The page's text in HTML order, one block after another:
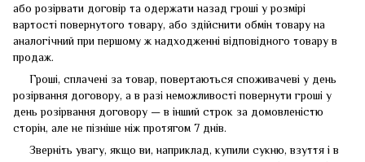
або розірвати договір та одержати назад гроші у розмірі
вартості повернутого товару, або здійснити обмін товару на
аналогічний при першому ж надходженні відповідного товару в
продаж.
Гроші, сплачені за товар, повертаються споживачеві у день
розірвання договору, а в разі неможливості повернути гроші у
день розірвання договору — в інший строк за домовленістю
сторін, але не пізніше ніж протягом 7 днів.
Зверніть увагу, якщо ви, наприклад, купили сукню, взуття і в